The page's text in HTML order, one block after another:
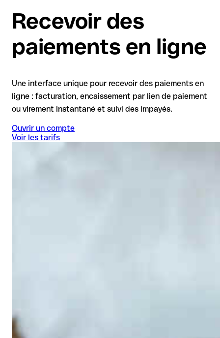
Recevoir des
paiements en ligne
Une interface unique pour recevoir des paiements en
ligne : facturation, encaissement par lien de paiement
ou virement instantané et suivi des impayés.
Ouvrir un compte
Voir les tarifs